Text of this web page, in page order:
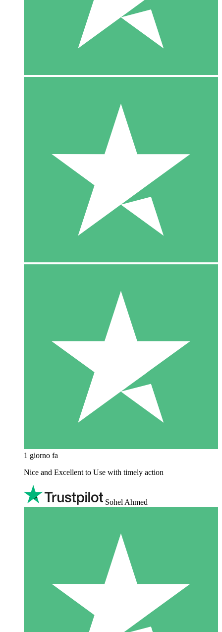
1 giorno fa
Nice and Excellent to Use with timely action
Sohel Ahmed